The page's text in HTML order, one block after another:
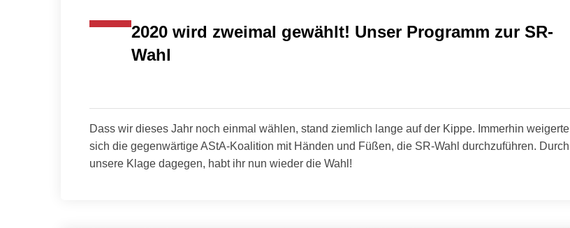
2020 wird zweimal gewählt! Unser Programm zur SR-
Wahl
Dass wir dieses Jahr noch einmal wählen, stand ziemlich lange auf der Kippe. Immerhin weigerte
sich die gegenwärtige AStA-Koalition mit Händen und Füßen, die SR-Wahl durchzuführen. Durch
unsere Klage dagegen, habt ihr nun wieder die Wahl!